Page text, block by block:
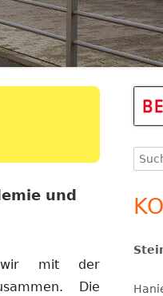
UND
und
wir mit der
Die